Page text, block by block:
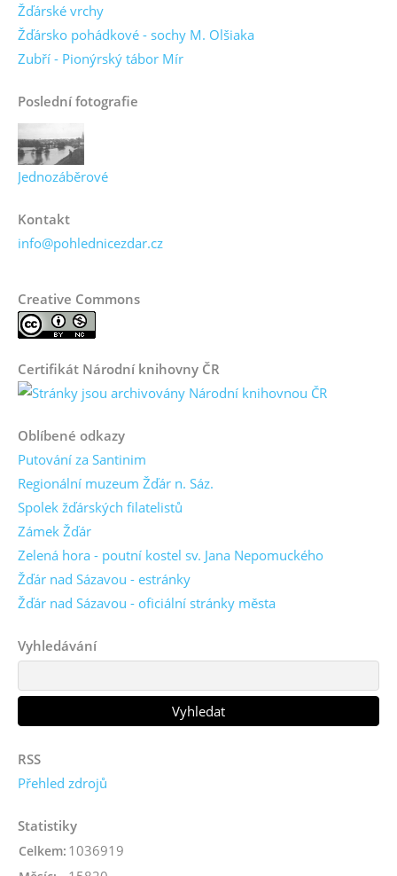
Žďárské vrchy
Žďársko pohádkové - sochy M. Olšiaka
Zubří - Pionýrský tábor Mír
Poslední fotografie
Jednozáběrové
Kontakt
info@pohlednicezdar.cz
Creative Commons
Certifikát Národní knihovny ČR
Oblíbené odkazy
Putování za Santinim
Regionální muzeum Žďár n. Sáz.
Spolek žďárských filatelistů
Zámek Žďár
Zelená hora - poutní kostel sv. Jana Nepomuckého
Žďár nad Sázavou - estránky
Žďár nad Sázavou - oficiální stránky města
Vyhledávání
RSS
Přehled zdrojů
Statistiky
Celkem: 1036919